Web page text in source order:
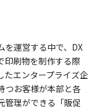
を運営する中で、DX
印刷物を制作する際
たエンタープライズ企
つお客様が本部と各
管理ができる「販促